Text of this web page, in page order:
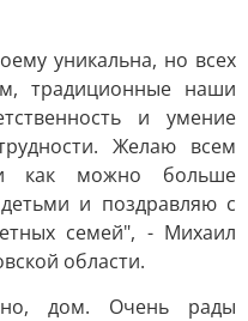
уникальна, но всех
традиционные наши
и умение
Желаю всем
и как можно больше
и поздравляю с
семей", - Михаил
области.
дом. Очень рады